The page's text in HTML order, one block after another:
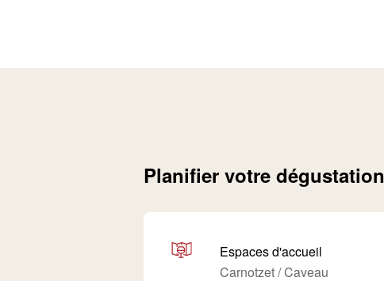
Planifier votre dégustation
Espaces d'accueil
Carnotzet / Caveau